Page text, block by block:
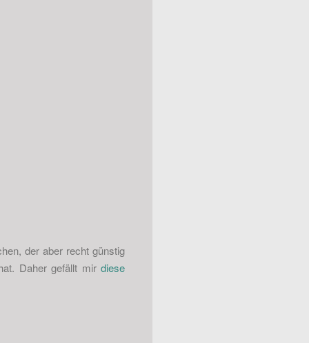
der aber recht günstig
Daher gefällt mir diese